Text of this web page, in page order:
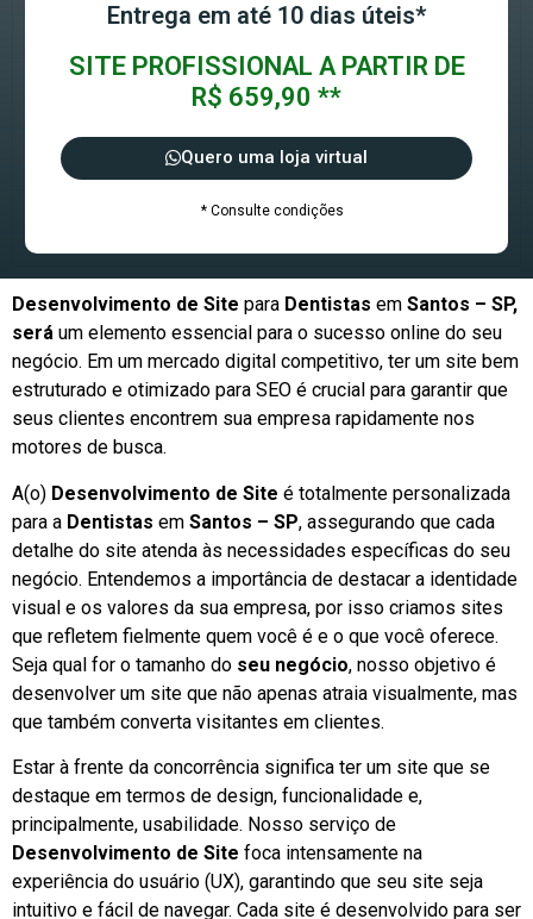
Entrega em até 10 dias úteis*
SITE PROFISSIONAL A PARTIR DE
R$ 659,90 **
Quero uma loja virtual
* Consulte condições
Desenvolvimento de Site para Dentistas em Santos – SP,
será um elemento essencial para o sucesso online do seu
negócio. Em um mercado digital competitivo, ter um site bem
estruturado e otimizado para SEO é crucial para garantir que
seus clientes encontrem sua empresa rapidamente nos
motores de busca.
A(o) Desenvolvimento de Site é totalmente personalizada
para a Dentistas em Santos – SP, assegurando que cada
detalhe do site atenda às necessidades específicas do seu
negócio. Entendemos a importância de destacar a identidade
visual e os valores da sua empresa, por isso criamos sites
que refletem fielmente quem você é e o que você oferece.
Seja qual for o tamanho do seu negócio, nosso objetivo é
desenvolver um site que não apenas atraia visualmente, mas
que também converta visitantes em clientes.
Estar à frente da concorrência significa ter um site que se
destaque em termos de design, funcionalidade e,
principalmente, usabilidade. Nosso serviço de
Desenvolvimento de Site foca intensamente na
experiência do usuário (UX), garantindo que seu site seja
intuitivo e fácil de navegar. Cada site é desenvolvido para ser